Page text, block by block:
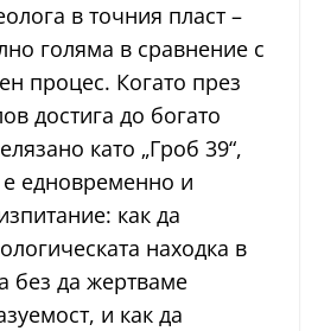
в точния пласт –
голяма в сравнение с
процес. Когато през
достига до богато
като „Гроб 39“,
е едновременно и
как да
находка в
без да жертваме
и как да